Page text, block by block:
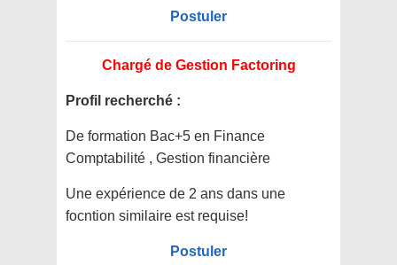
Postuler
Chargé de Gestion Factoring
Profil recherché :
De formation Bac+5 en Finance
Comptabilité , Gestion financière
Une expérience de 2 ans dans une
focntion similaire est requise!
Postuler